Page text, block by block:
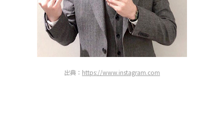
出典： https://www.instagram.com